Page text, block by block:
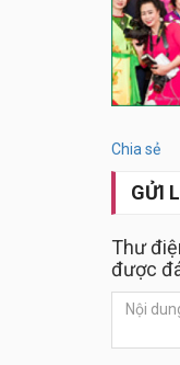
Chia sẻ
GỬI
Thư
được